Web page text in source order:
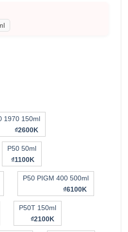
1970 150ml
₫2600K
P50 50ml
₫1100K
P50 PIGM 400 500ml
₫6100K
P50T 150ml
₫2100K